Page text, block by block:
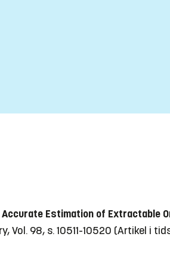
Accurate Estimation of Extractable
Vol. 98, s. 10511-10520 (Artikel i